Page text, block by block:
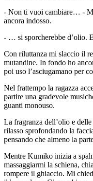
- Non ti vuoi cambiare… -
ancora indosso.
- … si sporcherebbe d’olio.
Con riluttanza mi slaccio il
mutandine. In fondo ho
poi uso l’asciugamano per
Nel frattempo la ragazza
partire una gradevole
guanti monouso.
La fragranza dell’olio e
rilasso sprofondando la
pensando che almeno la
Mentre Kumiko inizia a
massaggiarmi la schiena,
rompere il ghiaccio. Mi